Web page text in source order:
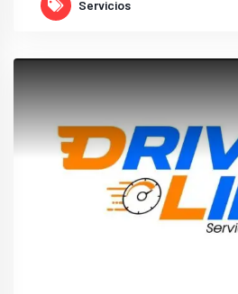
Servicios